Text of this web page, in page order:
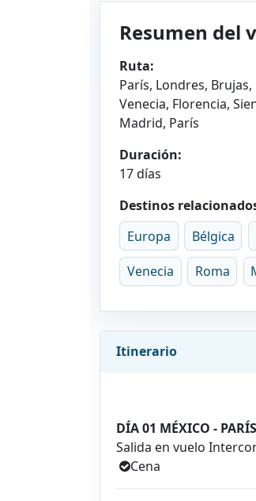
Resumen del
Ruta:
París, Londres,
Venecia, Florencia,
Madrid, París
Duración:
17 días
Destinos
Europa
Bélgica
Venecia Roma
Itinerario
DÍA 01 MÉXICO -
Salida en vuelo
Cena